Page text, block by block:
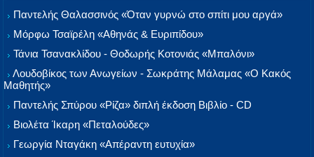
Παντελής Θαλασσινός «Όταν γυρνώ στο σπίτι μου αργά»
Μόρφω Τσαϊρέλη «Αθηνάς & Ευριπίδου»
Τάνια Τσανακλίδου - Θοδωρής Κοτονιάς «Μπαλόνι»
Λουδοβίκος των Ανωγείων - Σωκράτης Μάλαμας «Ο Κακός
Μαθητής»
Παντελής Σπύρου «Ρίζα» διπλή έκδοση Βιβλίο - CD
Βιολέτα Ίκαρη «Πεταλούδες»
Γεωργία Νταγάκη «Aπέραντη ευτυχία»